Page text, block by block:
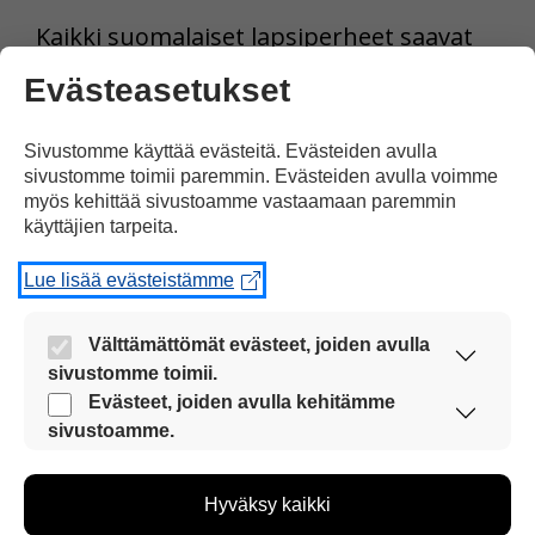
Kaikki suomalaiset lapsiperheet saavat
ylimääräisen lapsilisän joulukuussa.
Valtiovarainministeri Annika Saarikko kuvattiin
Evästeasetukset
Sivustomme käyttää evästeitä. Evästeiden avulla
sivustomme toimii paremmin. Evästeiden avulla voimme
myös kehittää sivustoamme vastaamaan paremmin
käyttäjien tarpeita.
Lue lisää evästeistämme
Välttämättömät evästeet, joiden avulla
sivustomme toimii.
Nämä evästeet ovat aina käytössä, jotta
sivustoamme voi käyttää sujuvasti ja turvallisesti.
Evästeet, joiden avulla kehitämme
sivustoamme.
kehittää sivustoamme vastaamaan paremmin
Hyväksy kaikki